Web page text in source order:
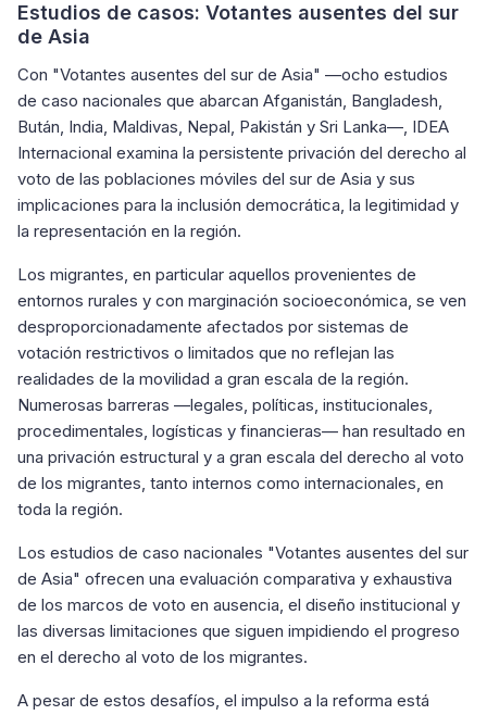
Estudios de casos: Votantes ausentes del sur
de Asia
Con "Votantes ausentes del sur de Asia" —ocho estudios
de caso nacionales que abarcan Afganistán, Bangladesh,
Bután, India, Maldivas, Nepal, Pakistán y Sri Lanka—, IDEA
Internacional examina la persistente privación del derecho al
voto de las poblaciones móviles del sur de Asia y sus
implicaciones para la inclusión democrática, la legitimidad y
la representación en la región.
Los migrantes, en particular aquellos provenientes de
entornos rurales y con marginación socioeconómica, se ven
desproporcionadamente afectados por sistemas de
votación restrictivos o limitados que no reflejan las
realidades de la movilidad a gran escala de la región.
Numerosas barreras —legales, políticas, institucionales,
procedimentales, logísticas y financieras— han resultado en
una privación estructural y a gran escala del derecho al voto
de los migrantes, tanto internos como internacionales, en
toda la región.
Los estudios de caso nacionales "Votantes ausentes del sur
de Asia" ofrecen una evaluación comparativa y exhaustiva
de los marcos de voto en ausencia, el diseño institucional y
las diversas limitaciones que siguen impidiendo el progreso
en el derecho al voto de los migrantes.
A pesar de estos desafíos, el impulso a la reforma está